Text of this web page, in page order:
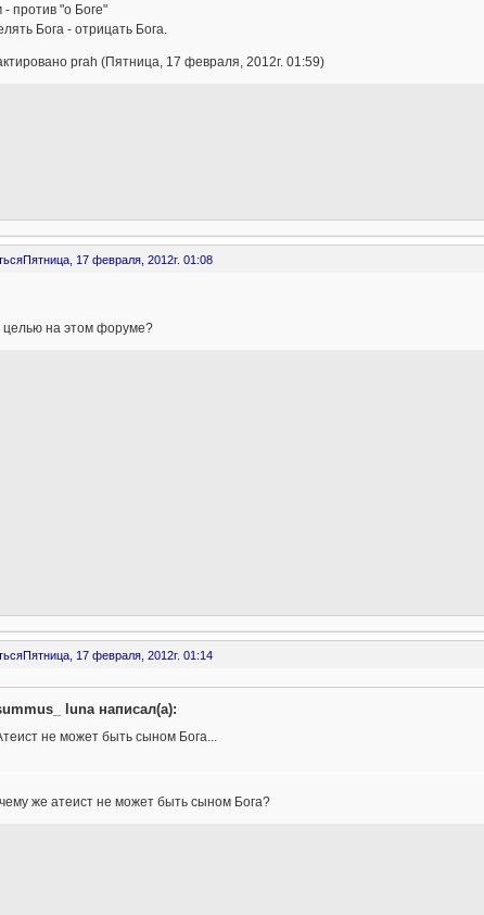
- против "о Боге"
Бога - отрицать Бога.
prah (Пятница, 17 февраля, 2012г. 01:59)
Пятница, 17 февраля, 2012г. 01:08
целью на этом форуме?
Пятница, 17 февраля, 2012г. 01:14
luna написал(а):
не может быть сыном Бога...
же атеист не может быть сыном Бога?